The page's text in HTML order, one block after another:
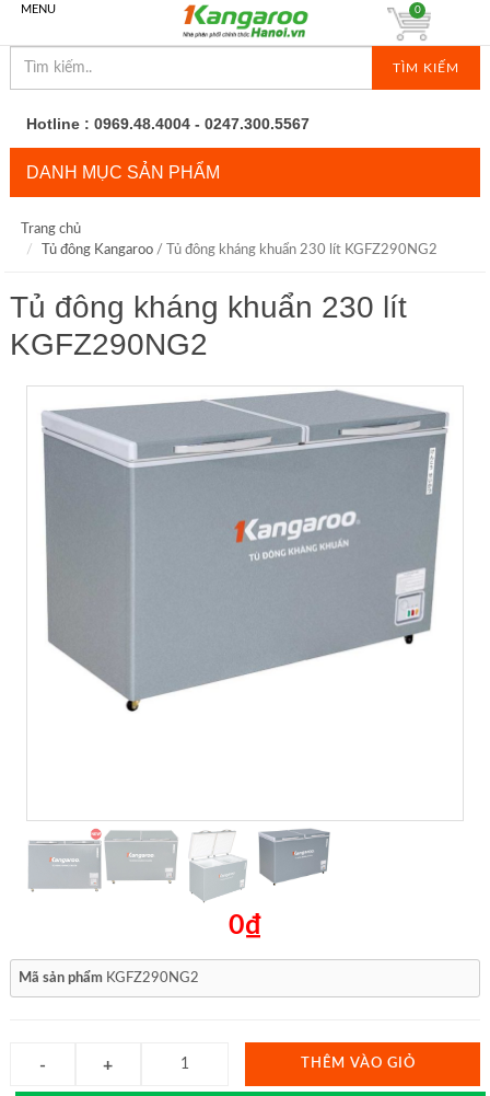
MENU
TÌM KIẾM
0
Hotline : 0969.48.4004 - 0247.300.5567
DANH MỤC SẢN PHẨM
Trang chủ
Tủ đông Kangaroo/ Tủ đông kháng khuẩn 230 lít KGFZ290NG2
Tủ đông kháng khuẩn 230 lít
KGFZ290NG2
0₫
Mã sản phẩm KGFZ290NG2
THÊM VÀO GIỎ